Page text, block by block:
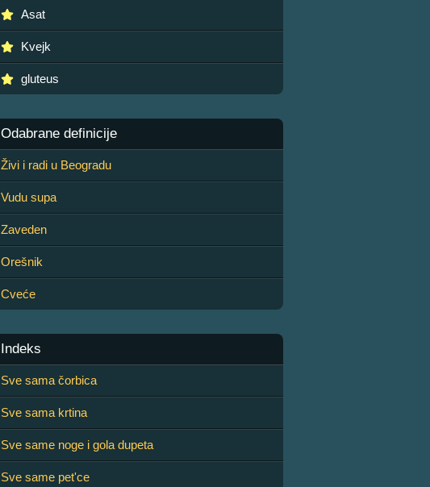
Asat
Kvejk
gluteus
Odabrane definicije
Živi i radi u Beogradu
Vudu supa
Zaveden
Orešnik
Cveće
Indeks
Sve sama čorbica
Sve sama krtina
Sve same noge i gola dupeta
Sve same pet'ce